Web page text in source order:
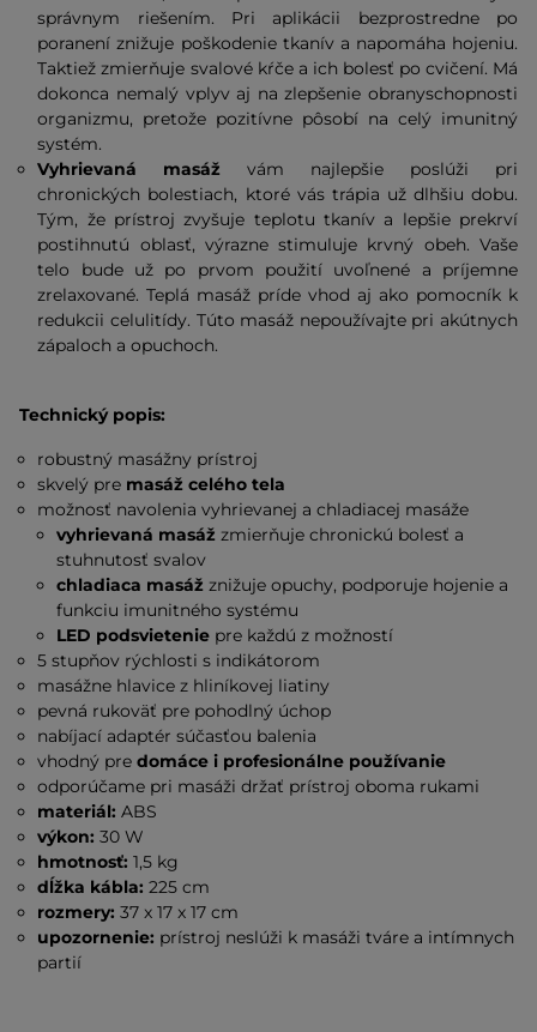
správnym riešením. Pri aplikácii bezprostredne po
poranení znižuje poškodenie tkanív a napomáha hojeniu.
Taktiež zmierňuje svalové kŕče a ich bolesť po cvičení. Má
dokonca nemalý vplyv aj na zlepšenie obranyschopnosti
organizmu, pretože pozitívne pôsobí na celý imunitný
systém.
Vyhrievaná masáž vám najlepšie poslúži pri
chronických bolestiach, ktoré vás trápia už dlhšiu dobu.
Tým, že prístroj zvyšuje teplotu tkanív a lepšie prekrví
postihnutú oblasť, výrazne stimuluje krvný obeh. Vaše
telo bude už po prvom použití uvoľnené a príjemne
zrelaxované. Teplá masáž príde vhod aj ako pomocník k
redukcii celulitídy. Túto masáž nepoužívajte pri akútnych
zápaloch a opuchoch.
Technický popis:
robustný masážny prístroj
skvelý pre masáž celého tela
možnosť navolenia vyhrievanej a chladiacej masáže
vyhrievaná masážzmierňuje chronickú bolesť a
stuhnutosť svalov
chladiaca masážznižuje opuchy, podporuje hojenie a
funkciu imunitného systému
LED podsvieteniepre každú z možností
5 stupňov rýchlosti s indikátorom
masážne hlavice z hliníkovej liatiny
pevná rukoväť pre pohodlný úchop
nabíjací adaptér súčasťou balenia
vhodný predomáce i profesionálne používanie
odporúčame pri masáži držať prístroj oboma rukami
materiál: ABS
výkon: 30 W
hmotnosť: 1,5 kg
dĺžka kábla: 225 cm
rozmery: 37 x 17 x 17 cm
upozornenie: prístroj neslúži k masáži tváre a intímnych
partií